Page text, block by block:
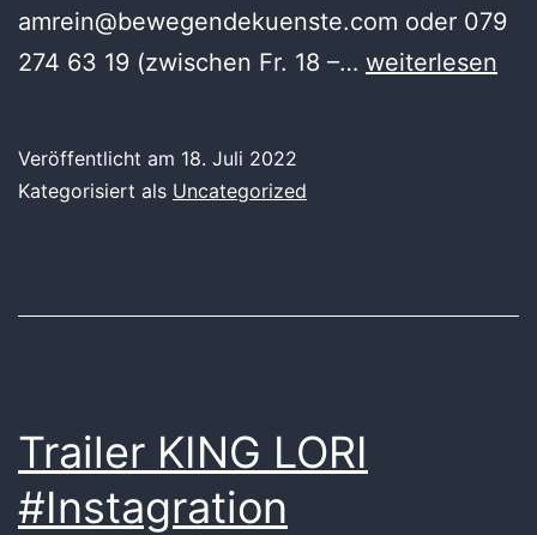
amrein@bewegendekuenste.com oder 079
274 63 19 (zwischen Fr. 18 –… KING
(Zg)
weiterlesen
Veröffentlicht am 18. Juli 2022
Kategorisiert als Uncategorized
Trailer KING LORI
#Instagration